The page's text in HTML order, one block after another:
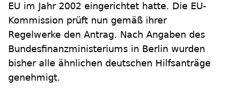
EU im Jahr 2002 eingerichtet hatte. Die EU-
Kommission prüft nun gemäß ihrer
Regelwerke den Antrag. Nach Angaben des
Bundesfinanzministeriums in Berlin wurden
bisher alle ähnlichen deutschen Hilfsanträge
genehmigt.